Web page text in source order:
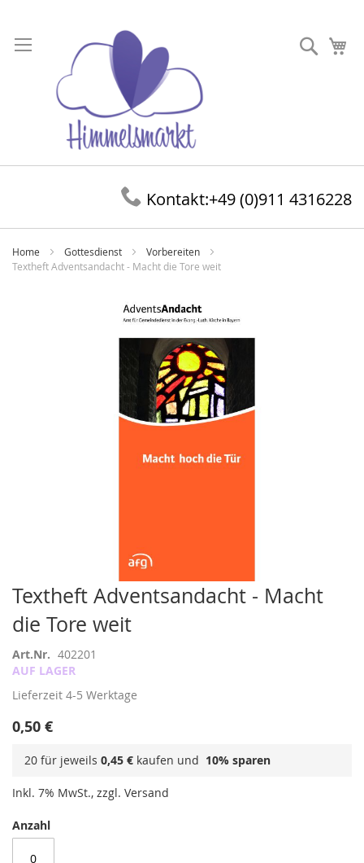
zum
Inhalt
Suche
Kontakt:+49 (0)911 4316228
Home Gottesdienst
Vorbereiten
Textheft Adventsandacht - Macht die Tore weit
Textheft Adventsandacht - Macht
die Tore weit
Art.Nr. 402201
AUF LAGER
Lieferzeit 4-5 Werktage
0,50 €
20 für jeweils 0,45 € kaufen und 10% sparen
Inkl. 7% MwSt., zzgl. Versand
Anzahl
Zum
Anfang
der
Bildergalerie
springen